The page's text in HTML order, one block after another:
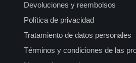
Devoluciones y reembolsos
Política de privacidad
Tratamiento de datos personales
Términos y condiciones de las